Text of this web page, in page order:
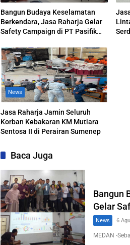
Bangun Budaya Keselamatan
Berkendara, Jasa Raharja Gelar
Safety Campaign di PT Pasifik
News
Jasa Raharja Jamin Seluruh
Korban Kebakaran KM Mutiara
Sentosa II di Perairan Sumenep
Baca Juga
Bangun
Gelar
News 6
MEDAN -